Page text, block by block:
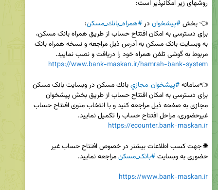
👈 بخش #پيشخوان در #همراه‌_بانك_مسکن
مربوط به گوشی تلفن همراه خود را دریافت و نصب نمایید.
https://www.bank-maskan.ir/hamrah-bank-system
👈سامانه #پيشخوان_مجازي
غیرحضوری، مراحل افتتاح حساب را تکمیل نمایید.
https://ecounter.bank-maskan.ir
حضوری به وبسایت #بانک_مسکن
https://www.bank-maskan.ir